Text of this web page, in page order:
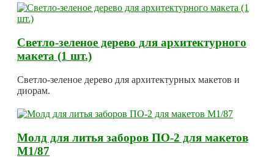
Светло-зеленое дерево для архитектурного
макета (1 шт.)
Светло-зеленое дерево для архитектурных макетов и
диорам.
Молд для литья заборов ПО-2 для макетов
М1/87